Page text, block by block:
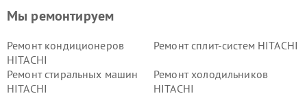
Мы ремонтируем
Ремонт кондиционеров
HITACHI
Ремонт сплит-систем HITACHI
Ремонт стиральных машин
HITACHI
Ремонт холодильников
HITACHI